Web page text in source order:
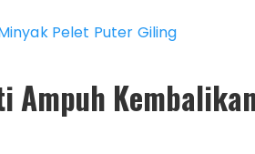
Pelet Puter Giling
Ampuh